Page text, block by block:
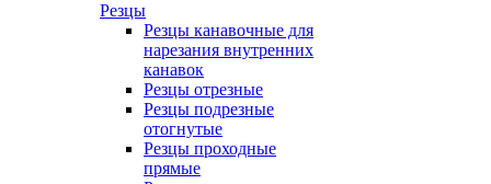
Резцы
Резцы канавочные для
нарезания внутренних
канавок
Резцы отрезные
Резцы подрезные
отогнутые
Резцы проходные
прямые